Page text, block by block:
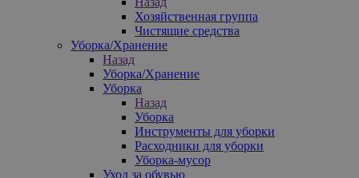
Хозяйственная группа
Чистящие средства
Уборка/Хранение
Назад
Уборка/Хранение
Уборка
Назад
Уборка
Инструменты для уборки
Расходники для уборки
Уборка-мусор
Уход за обувью